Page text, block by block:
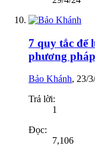
7 quy tắc để
phương
Bảo Khánh, 23/
Trả lời:
1
Đọc:
7,106